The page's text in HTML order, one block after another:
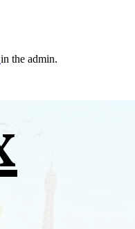
in the admin.